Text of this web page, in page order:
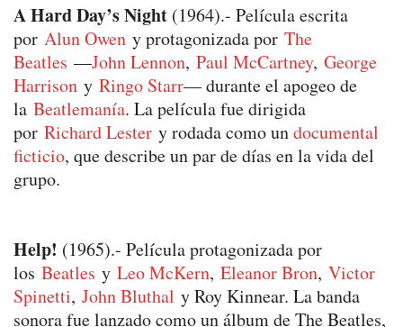
A Hard Day’s Night (1964).- Película escrita
por Alun Owen y protagonizada por The
Beatles —John Lennon, Paul McCartney, George
Harrison y Ringo Starr— durante el apogeo de
la Beatlemanía. La película fue dirigida
por Richard Lester y rodada como undocumental
ficticio, que describe un par de días en la vida del
grupo.
Help! (1965).- Película protagonizada por
los Beatles y Leo McKern, Eleanor Bron, Victor
Spinetti, John Bluthal y Roy Kinnear. La banda
sonora fue lanzado como un álbum de The Beatles,